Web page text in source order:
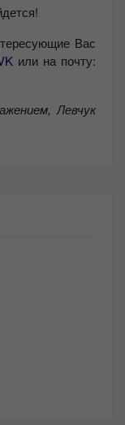
Вас
или на почту:
Левчук